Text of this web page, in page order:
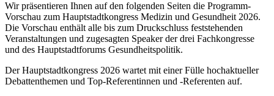
Wir präsentieren Ihnen auf den folgenden Seiten die Programm-
Vorschau zum Hauptstadtkongress Medizin und Gesundheit 2026.
Die Vorschau enthält alle bis zum Druckschluss feststehenden
Veranstaltungen und zugesagten Speaker der drei Fachkongresse
und des Hauptstadtforums Gesundheitspolitik.
Der Hauptstadtkongress 2026 wartet mit einer Fülle hochaktueller
Debattenthemen und Top-Referentinnen und -Referenten auf.